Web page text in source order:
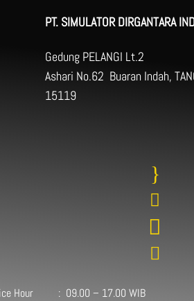
PT. SIMULATOR DIRGANTARA
Gedung PELANGI
Ashari No.62 Buaran Indah,
15119
}



Hour : 09.00 – 17.00 WIB